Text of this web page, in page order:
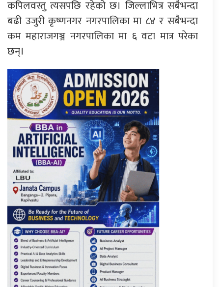
कपिलवस्तु त्यसपछि रहेको छ। जिल्लाभित्र सबैभन्दा
बढी उजुरी कृष्णनगर नगरपालिका मा ८४ र सबैभन्दा
कम महाराजगञ्ज नगरपालिका मा ६ वटा मात्र परेका
छन्।